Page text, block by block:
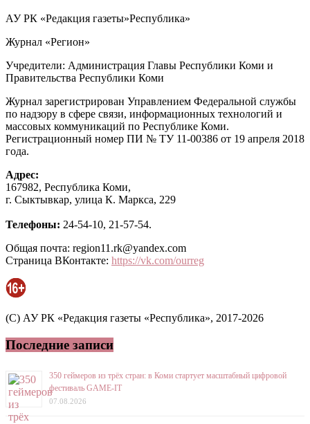
АУ РК «Редакция газеты»Республика»
Журнал «Регион»
Учредители: Администрация Главы Республики Коми и
Правительства Республики Коми
Журнал зарегистрирован Управлением Федеральной службы
по надзору в сфере связи, информационных технологий и
массовых коммуникаций по Республике Коми.
Регистрационный номер ПИ № ТУ 11-00386 от 19 апреля 2018
года.
Адрес:
167982, Республика Коми,
г. Сыктывкар, улица К. Маркса, 229
Телефоны: 24-54-10, 21-57-54.
Общая почта: region11.rk@yandex.com
Страница ВКонтакте: https://vk.com/ourreg
(C) АУ РК «Редакция газеты «Республика», 2017-2026
Последние записи
350 геймеров из трёх стран: в Коми стартует масштабный цифровой
фестиваль GAME-IT
07.08.2026